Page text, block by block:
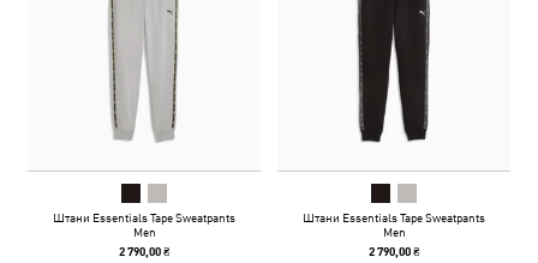
Штани Essentials Tape Sweatpants
Men
2 790,00 ₴
Штани Essentials Tape Sweatpants
Men
2 790,00 ₴